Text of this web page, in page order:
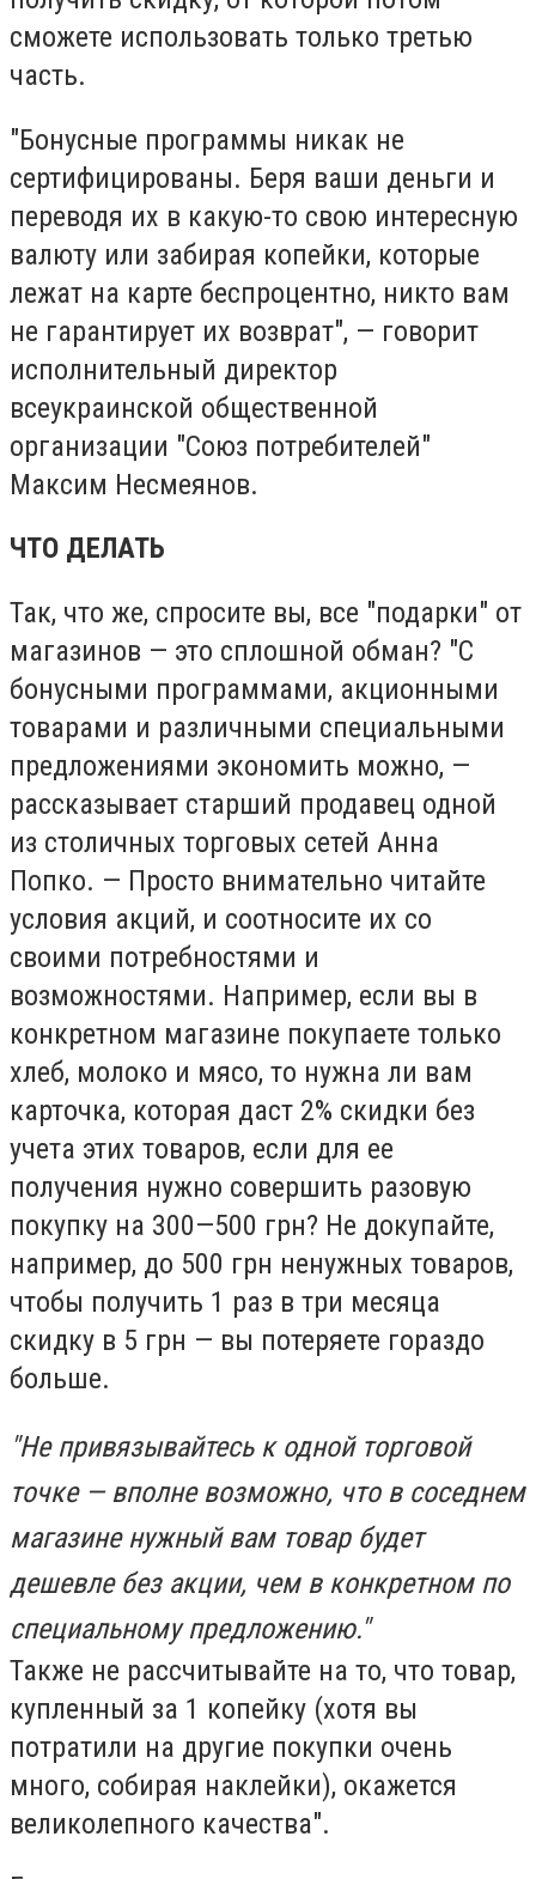
сможете использовать только третью
часть.
"Бонусные программы никак не
сертифицированы. Беря ваши деньги и
переводя их в какую-то свою интересную
валюту или забирая копейки, которые
лежат на карте беспроцентно, никто вам
не гарантирует их возврат", — говорит
исполнительный директор
всеукраинской общественной
организации "Союз потребителей"
Максим Несмеянов.
ЧТО ДЕЛАТЬ
Так, что же, спросите вы, все "подарки" от
магазинов — это сплошной обман? "С
бонусными программами, акционными
товарами и различными специальными
предложениями экономить можно, —
рассказывает старший продавец одной
из столичных торговых сетей Анна
Попко. — Просто внимательно читайте
условия акций, и соотносите их со
своими потребностями и
возможностями. Например, если вы в
конкретном магазине покупаете только
хлеб, молоко и мясо, то нужна ли вам
карточка, которая даст 2% скидки без
учета этих товаров, если для ее
получения нужно совершить разовую
покупку на 300—500 грн? Не докупайте,
например, до 500 грн ненужных товаров,
чтобы получить 1 раз в три месяца
скидку в 5 грн — вы потеряете гораздо
больше.
"Не привязывайтесь к одной торговой
точке — вполне возможно, что в соседнем
магазине нужный вам товар будет
дешевле без акции, чем в конкретном по
специальному предложению."
Также не рассчитывайте на то, что товар,
купленный за 1 копейку (хотя вы
потратили на другие покупки очень
много, собирая наклейки), окажется
великолепного качества".